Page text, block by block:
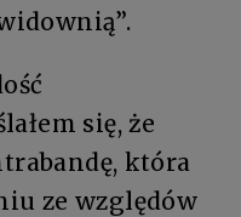
się, że
która
ze względów